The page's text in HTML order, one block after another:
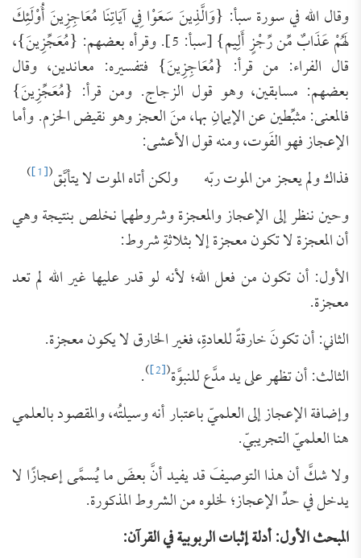
وقال الله في سورة سبأ: {وَالَّذِينَ سَعَوْا فِي آيَاتِنَا مُعَاجِزِينَ أُوْلَئِكَ
لَهُمْ عَذَابٌ مِّن رِّجْزٍ أَلِيم} [سبأ: 5]. وقرأه بعضهم: {مُعَجِّزِينَ}،
قال الفراء: من قرأ: {مُعَاجِزِينَ} فتفسيره: معاندين، وقال
بعضهم: مسابقين، وهو قول الزجاج. ومن قرأ: {مُعَجِّزِينَ}
فالمعنى: مثبِّطين عن الإيمانِ بها، منَ العجز وهو نقيض الحزم. وأما
الإعجاز فهو الفَوت، ومنه قول الأعشى:
فذاك ولم يعجز من الموت ربّه ولكن أتاه الموت لا يتأبَّق(
[1]
)
وحين ننظر إلى الإعجاز والمعجزة وشروطهما نخلص بنتيجة وهي
أن المعجزة لا تكون معجزة إلا بثلاثةِ شروط:
الأول: أن تكون من فعل الله؛ لأنه لو قدر عليها غير الله لم تعد
معجزة.
الثاني: أن تكونَ خارقةً للعادةِ، فغير الخارق لا يكون معجزة.
الثالث: أن تظهر على يد مدَّع للنبوَّة(
[2]
)
.
وإضافة الإعجاز إلى العلميّ باعتبار أنه وسيلتُه، والمقصود بالعلمي
هنا العلميّ التجريبيّ.
ولا شكَّ أن هذا التوصيفَ قد يفيد أنَّ بعضَ ما يُسمَّى إعجازًا لا
يدخل في حدِّ الإعجاز؛ لخلوه من الشروط المذكورة.
المبحث الأول: أدلة إثبات الربوبية في القرآن: